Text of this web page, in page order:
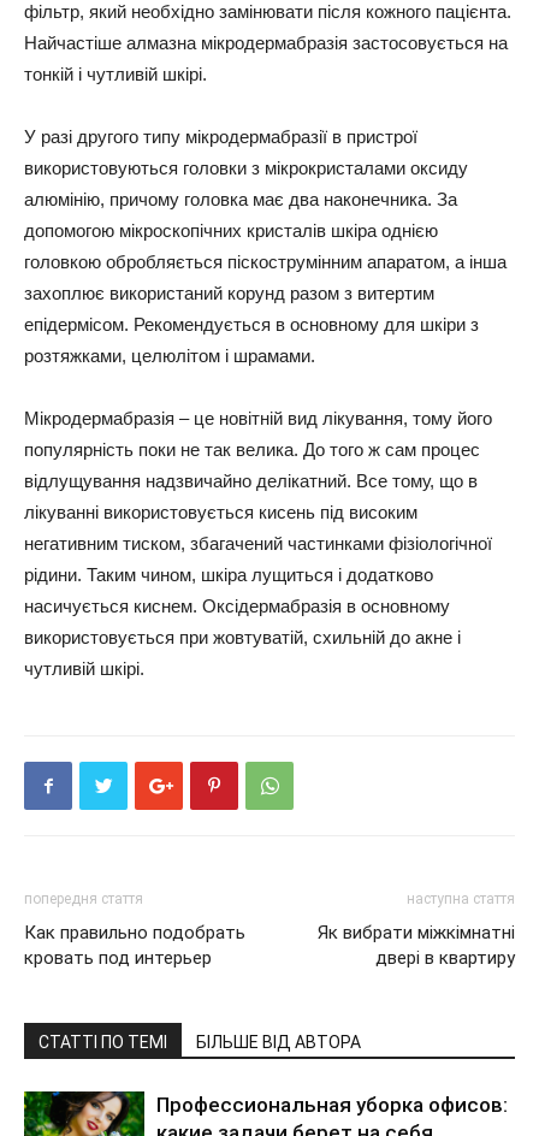
фільтр, який необхідно замінювати після кожного пацієнта.
Найчастіше алмазна мікродермабразія застосовується на
тонкій і чутливій шкірі.
У разі другого типу мікродермабразії в пристрої
використовуються головки з мікрокристалами оксиду
алюмінію, причому головка має два наконечника. За
допомогою мікроскопічних кристалів шкіра однією
головкою обробляється піскострумінним апаратом, а інша
захоплює використаний корунд разом з витертим
епідермісом. Рекомендується в основному для шкіри з
розтяжками, целюлітом і шрамами.
Мікродермабразія – це новітній вид лікування, тому його
популярність поки не так велика. До того ж сам процес
відлущування надзвичайно делікатний. Все тому, що в
лікуванні використовується кисень під високим
негативним тиском, збагачений частинками фізіологічної
рідини. Таким чином, шкіра лущиться і додатково
насичується киснем. Оксідермабразія в основному
використовується при жовтуватій, схильній до акне і
чутливій шкірі.
попередня стаття
Как правильно подобрать
кровать под интерьер
наступна стаття
Як вибрати міжкімнатні
двері в квартиру
СТАТТІ ПО ТЕМІ БІЛЬШЕ ВІД АВТОРА
Профессиональная уборка офисов: